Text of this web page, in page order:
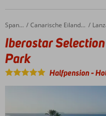
Home Spanje Canarische Eilanden
Iberostar Selection Lanzarote Park
Iberostar
Park
Halfpension-